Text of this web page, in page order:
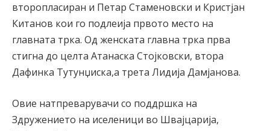
второпласиран и Петар Стаменовски и Кристјан
Китанов кои го подлеија првото место на
главната трка. Од женската главна трка прва
стигна до целта Атанаска Стојковски, втора
Дафинка Тутунџиска,а трета Лидија Дамјанова.
Овие натпреварувачи со поддршка на
Здружението на иселеници во Швајцарија,